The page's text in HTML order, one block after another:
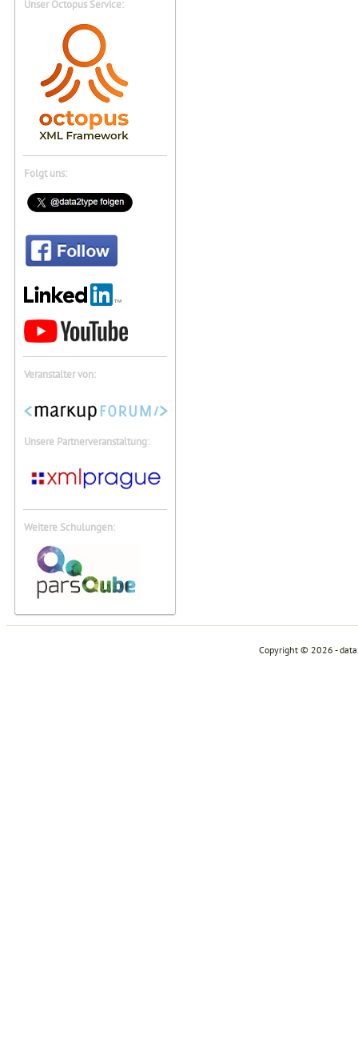
Unser Octopus Service:
Folgt uns:
Veranstalter von:
Unsere Partnerveranstaltung:
Weitere Schulungen:
Copyright © 2026 -